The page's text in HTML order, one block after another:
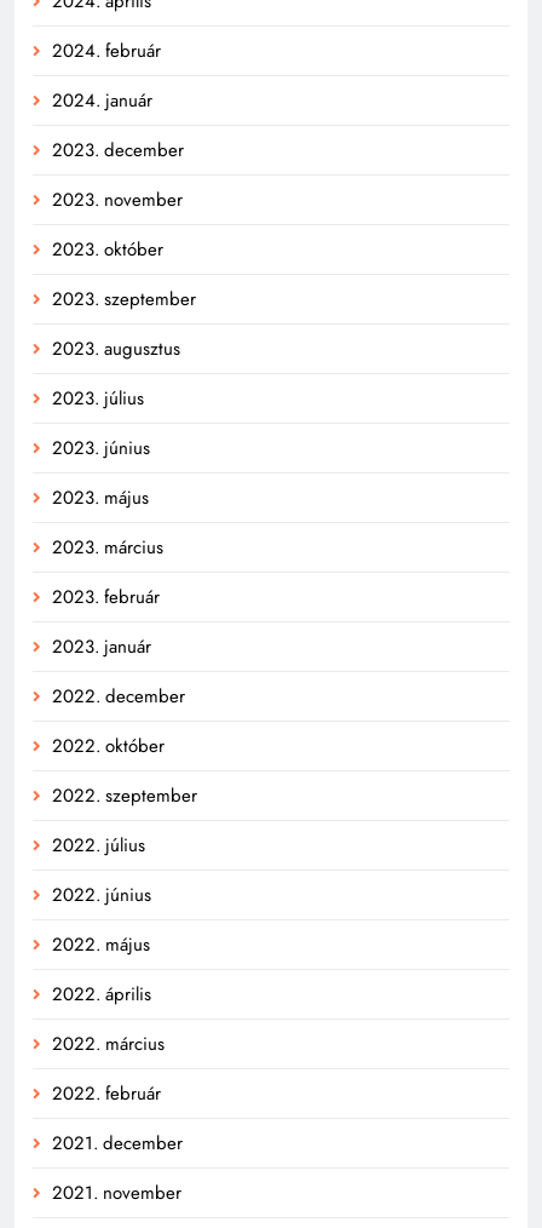
2024. február
2024. január
2023. december
2023. november
2023. október
2023. szeptember
2023. augusztus
2023. július
2023. június
2023. május
2023. március
2023. február
2023. január
2022. december
2022. október
2022. szeptember
2022. július
2022. június
2022. május
2022. április
2022. március
2022. február
2021. december
2021. november